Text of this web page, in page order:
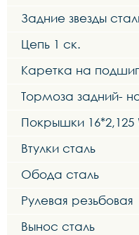
Задние звезды
Цепь 1 ск.
Каретка на
Тормоза задний-
Покрышки 16*2,125
Втулки сталь
Обода сталь
Рулевая резьбовая
Вынос сталь